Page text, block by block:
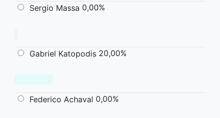
Sergio Massa 0,00%
Gabriel Katopodis 20,00%
Federico Achaval 0,00%